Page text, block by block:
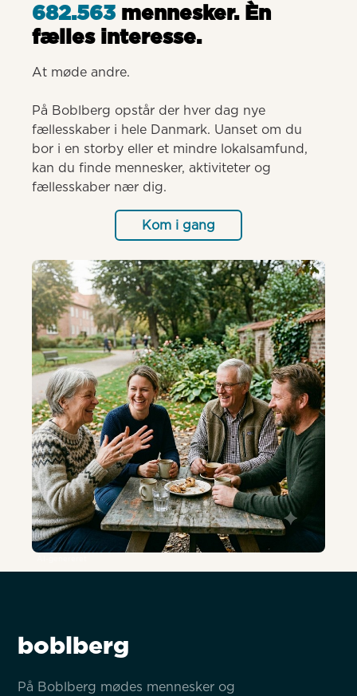
682.563 mennesker. Èn
fælles interesse.
At møde andre.
På Boblberg opstår der hver dag nye
fællesskaber i hele Danmark. Uanset om du
bor i en storby eller et mindre lokalsamfund,
kan du finde mennesker, aktiviteter og
fællesskaber nær dig.
Kom i gang
boblberg
På Boblberg mødes mennesker og